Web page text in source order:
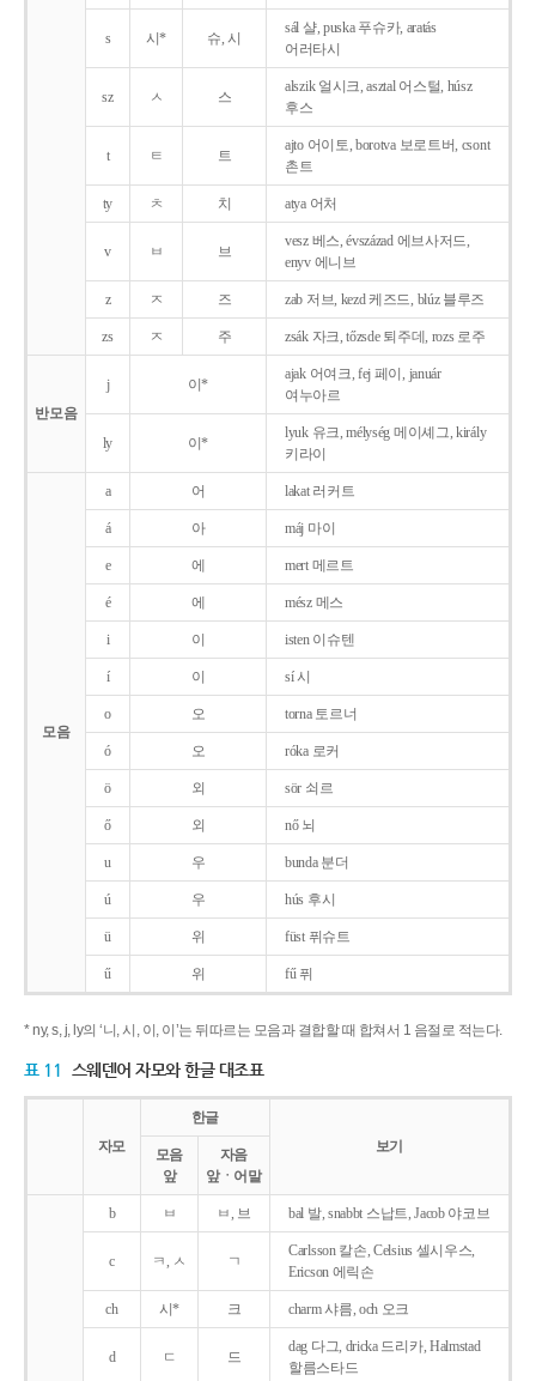
s 시* 슈, 시
sál 샬, puska 푸슈카, aratás
어러타시
sz ㅅ 스
alszik 얼시크, asztal 어스털, húsz
후스
t ㅌ 트
ajto 어이토, borotva 보로트버, csont
촌트
ty ㅊ 치 atya 어처
v ㅂ 브
vesz 베스, évszázad 에브사저드,
enyv 에니브
z ㅈ 즈 zab 저브, kezd 케즈드, blúz 블루즈
zs ㅈ 주 zsák 자크, tőzsde 퇴주데, rozs 로주
반모음
j 이*
ajak 어여크, fej 페이, január
여누아르
ly 이*
lyuk 유크, mélység 메이셰그, király
키라이
모음
a 어 lakat 러커트
á 아 máj 마이
e 에 mert 메르트
é 에 mész 메스
i 이 isten 이슈텐
í 이 sí 시
o 오 torna 토르너
ó 오 róka 로커
ö 외 sör 쇠르
ő 외 nő 뇌
u 우 bunda 분더
ú 우 hús 후시
ü 위 füst 퓌슈트
ű 위 fű 퓌
* ny, s, j, ly의 ‘니, 시, 이, 이’는 뒤따르는 모음과 결합할 때 합쳐서 1 음절로 적는다.
표 11 스웨덴어 자모와 한글 대조표
자모
한글
보기
모음
앞
자음
앞ㆍ어말
b ㅂ ㅂ, 브 bal 발, snabbt 스납트, Jacob 야코브
c ㅋ, ㅅ ㄱ
Carlsson 칼손, Celsius 셀시우스,
Ericson 에릭손
ch 시* 크 charm 샤름, och 오크
d ㄷ 드
dag 다그, dricka 드리카, Halmstad
할름스타드